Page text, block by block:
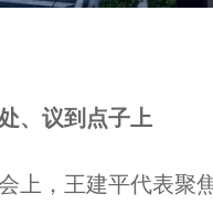
、议到点子上
，王建平代表聚